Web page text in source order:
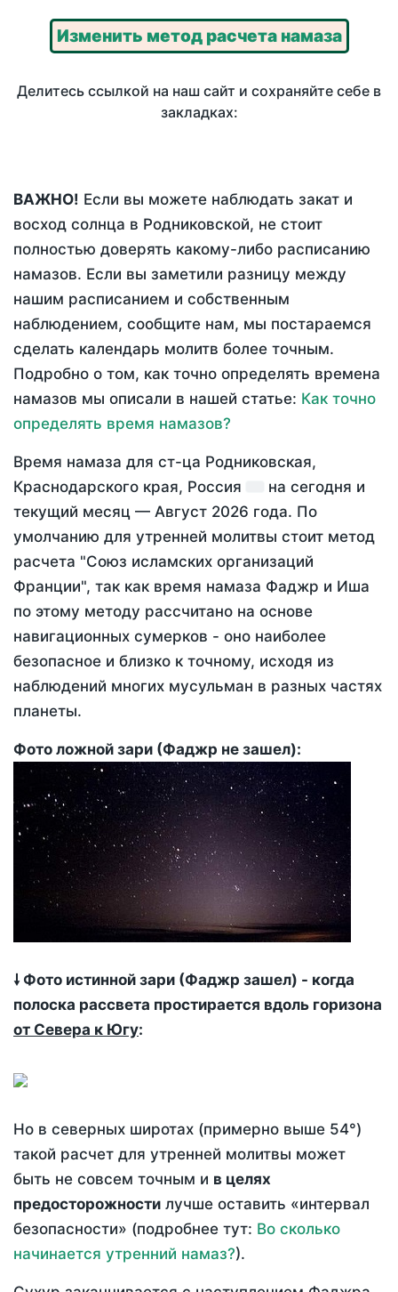
Изменить метод расчета намаза
Делитесь ссылкой на наш сайт и сохраняйте себе в
закладках:
ВАЖНО! Если вы можете наблюдать закат и
восход солнца в Родниковской, не стоит
полностью доверять какому-либо расписанию
намазов. Если вы заметили разницу между
нашим расписанием и собственным
наблюдением, сообщите нам, мы постараемся
сделать календарь молитв более точным.
Подробно о том, как точно определять времена
намазов мы описали в нашей статье: Как точно
определять время намазов?
Время намаза для ст-ца Родниковская,
Краснодарского края, Россия
на сегодня и
текущий месяц — Август 2026 года. По
умолчанию для утренней молитвы стоит метод
расчета "Союз исламских организаций
Франции", так как время намаза Фаджр и Иша
по этому методу рассчитано на основе
навигационных сумерков - оно наиболее
безопасное и близко к точному, исходя из
наблюдений многих мусульман в разных частях
планеты.
Фото ложной зари (Фаджр не зашел):
🠗 Фото истинной зари (Фаджр зашел) - когда
полоска рассвета простирается вдоль горизона
от Севера к Югу:
Но в северных широтах (примерно выше 54°)
такой расчет для утренней молитвы может
быть не совсем точным и в целях
предосторожности лучше оставить «интервал
безопасности» (подробнее тут: Во сколько
начинается утренний намаз?).